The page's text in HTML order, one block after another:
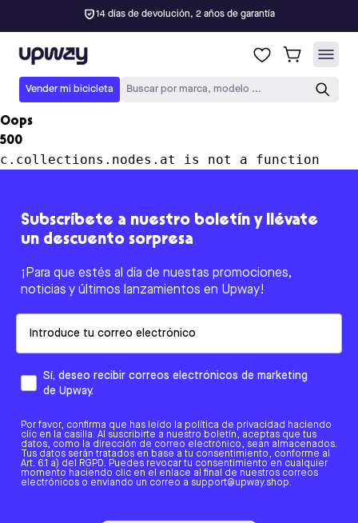
14 días de devolución, 2 años de garantía
Upway
Vender mi bicicleta Buscar por marca, modelo ...
Oops
500
c.collections.nodes.at is not a function
Subscríbete a nuestro boletín y llévate
un descuento sorpresa
¡Para que estés al día de nuestas promociones,
noticias y últimos lanzamientos en Upway!
Sí, deseo recibir correos electrónicos de marketing
de Upway.
Por favor, confirma que has leído la política de privacidad haciendo
clic en la casilla. Al suscribirte a nuestro boletín, aceptas que tus
datos, como la dirección de correo electrónico, sean almacenados.
Tus datos serán tratados en base a tu consentimiento, conforme al
Art. 6.1 a) del RGPD. Puedes revocar tu consentimiento en cualquier
momento haciendo clic en el enlace al final de nuestros correos
electrónicos o enviando un correo a support@upway.shop.